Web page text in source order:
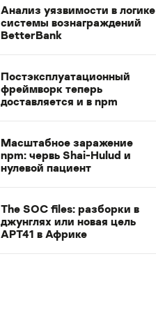
Анализ уязвимости в логике
системы вознаграждений
BetterBank
Постэксплуатационный
фреймворк теперь
доставляется и в npm
Масштабное заражение
npm: червь Shai-Hulud и
нулевой пациент
The SOC files: разборки в
джунглях или новая цель
APT41 в Африке